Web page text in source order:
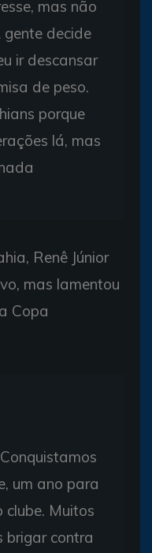
mas não
decide
ir descansar
de peso.
porque
lá, mas
Renê Júnior
mas lamentou
Copa
um ano para
Muitos
brigar contra